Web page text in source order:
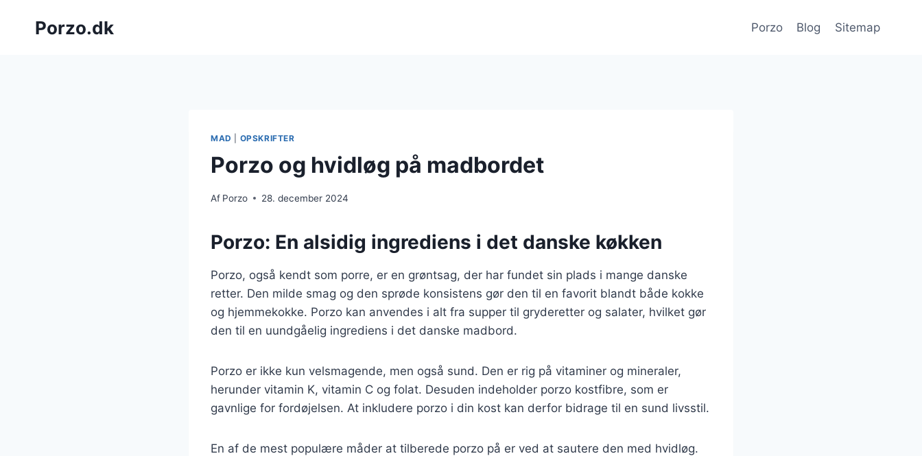
Porzo.dk Porzo Blog Sitemap
MAD OPSKRIFTER
Porzo og hvidløg på madbordet
Af Porzo 28. december 2024
Porzo: En alsidig ingrediens i det danske køkken
Porzo, også kendt som porre, er en grøntsag, der har fundet sin plads i mange danske
retter. Den milde smag og den sprøde konsistens gør den til en favorit blandt både kokke
og hjemmekokke. Porzo kan anvendes i alt fra supper til gryderetter og salater, hvilket gør
den til en uundgåelig ingrediens i det danske madbord.
Porzo er ikke kun velsmagende, men også sund. Den er rig på vitaminer og mineraler,
herunder vitamin K, vitamin C og folat. Desuden indeholder porzo kostfibre, som er
gavnlige for fordøjelsen. At inkludere porzo i din kost kan derfor bidrage til en sund livsstil.
En af de mest populære måder at tilberede porzo på er ved at sautere den med hvidløg.